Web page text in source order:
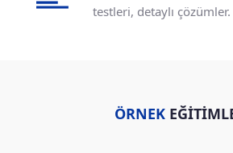
testleri, detaylı çözümler.
ÖRNEK